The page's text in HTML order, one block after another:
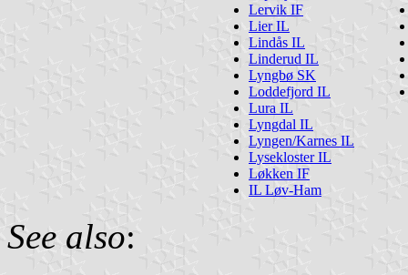
Lervik IF
Lier IL
Lindås IL
Linderud IL
Lyngbø SK
Loddefjord IL
Lura IL
Lyngdal IL
Lyngen/Karnes IL
Lysekloster IL
Løkken IF
IL Løv-Ham
See also: